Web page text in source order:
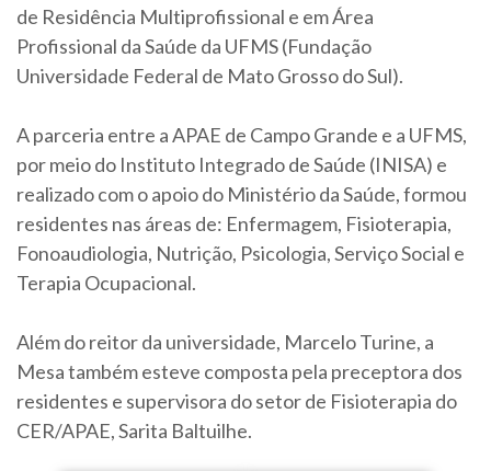
de Residência Multiprofissional e em Área
Profissional da Saúde da UFMS (Fundação
Universidade Federal de Mato Grosso do Sul).
A parceria entre a APAE de Campo Grande e a UFMS,
por meio do Instituto Integrado de Saúde (INISA) e
realizado com o apoio do Ministério da Saúde, formou
residentes nas áreas de: Enfermagem, Fisioterapia,
Fonoaudiologia, Nutrição, Psicologia, Serviço Social e
Terapia Ocupacional.
Além do reitor da universidade, Marcelo Turine, a
Mesa também esteve composta pela preceptora dos
residentes e supervisora do setor de Fisioterapia do
CER/APAE, Sarita Baltuilhe.